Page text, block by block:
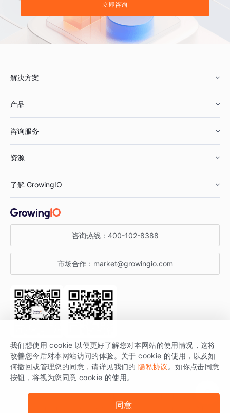
立即咨询
解决方案
鞋服行业
汽车行业
金融行业
产品
智能运营
获客分析
咨询服务
资源
增长公开课
增长博客
开发者文档
SDK 文档
场景指南
了解 GrowingIO
关于 GrowingIO
增长大会
行业活动
咨询热线： 400-102-8388
市场合作： market@growingio.com
关注公众号 获取更多干货
GrowingIO 是专注于数据智能分析与增长的品牌，核心平台为 GrowingIO
分析云。
版权所有 © 北京易数科技有限公司
我们想使用 cookie 以便更好了解您对本网站的使用情况，这将
改善您今后对本网站访问的体验。关于 cookie 的使用，以及如
何撤回或管理您的同意，请详见我们的 隐私协议 。如你点击同意
按钮，将视为您同意 cookie 的使用。
同意